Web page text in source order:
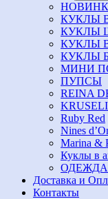
КУКЛЫ
КУКЛЫ
КУКЛЫ
КУКЛЫ
МИНИ
ПУПСЫ
REINA
Ruby Red
Nines
Marina &
Куклы в
ОДЕЖДА
Доставка и
Контакты